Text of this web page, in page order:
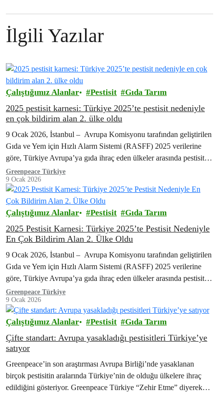
İlgili Yazılar
Çalıştığımız Alanlar Pestisit Gıda Tarım
2025 pestisit karnesi: Türkiye 2025’te pestisit nedeniyle
en çok bildirim alan 2. ülke oldu
9 Ocak 2026, İstanbul – Avrupa Komisyonu tarafından geliştirilen
Gıda ve Yem için Hızlı Alarm Sistemi (RASFF) 2025 verilerine
göre, Türkiye Avrupa’ya gıda ihraç eden ülkeler arasında pestisit
nedeniyle en…
Greenpeace Türkiye
9 Ocak 2026
Çalıştığımız Alanlar Pestisit Gıda Tarım
2025 Pestisit Karnesi: Türkiye 2025’te Pestisit Nedeniyle
En Çok Bildirim Alan 2. Ülke Oldu
9 Ocak 2026, İstanbul – Avrupa Komisyonu tarafından geliştirilen
Gıda ve Yem için Hızlı Alarm Sistemi (RASFF) 2025 verilerine
göre, Türkiye Avrupa’ya gıda ihraç eden ülkeler arasında pestisit
nedeniyle en…
Greenpeace Türkiye
9 Ocak 2026
Çalıştığımız Alanlar Pestisit Gıda Tarım
Çifte standart: Avrupa yasakladığı pestisitleri Türkiye’ye
satıyor
Greenpeace’in son araştırması Avrupa Birliği’nde yasaklanan
birçok pestisitin aralarında Türkiye’nin de olduğu ülkelere ihraç
edildiğini gösteriyor. Greenpeace Türkiye “Zehir Etme” diyerek